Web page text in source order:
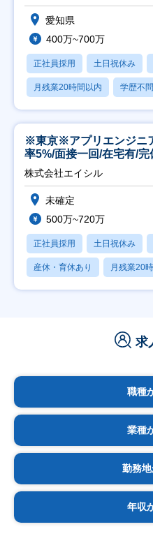
愛知県
400万~700万
正社員採用 土日祝休み
月残業20時間以内 学歴不問
※東京※アプリエンジニ
率5%/面接一回/在宅有/完
株式会社エイシル
未確定
500万~720万
正社員採用 土日祝休み
産休・育休あり 月残業20
求
職種
業種
勤務
年収